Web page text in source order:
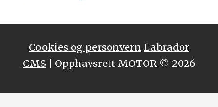
Cookies og personvern Labrador
CMS | Opphavsrett MOTOR © 2026